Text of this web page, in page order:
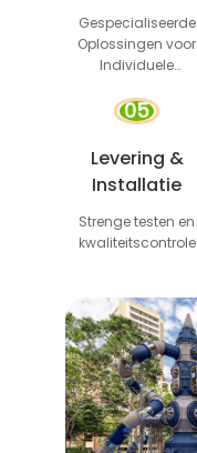
Gespecialiseerde
Oplossingen voor
Individuele
05
Levering &
Installatie
Strenge testen en
kwaliteitscontrole